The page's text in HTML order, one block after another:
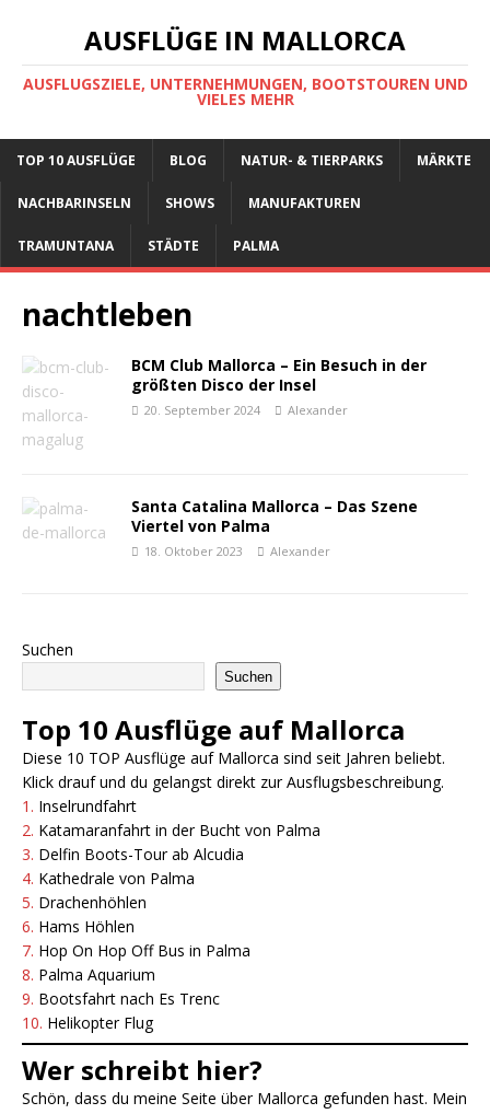
AUSFLÜGE IN MALLORCA
AUSFLUGSZIELE, UNTERNEHMUNGEN, BOOTSTOUREN UND
VIELES MEHR
TOP 10 AUSFLÜGE BLOG NATUR- & TIERPARKS MÄRKTE
NACHBARINSELN SHOWS MANUFAKTUREN
TRAMUNTANA STÄDTE PALMA
nachtleben
BCM Club Mallorca – Ein Besuch in der
größten Disco der Insel
20. September 2024 Alexander
Santa Catalina Mallorca – Das Szene
Viertel von Palma
18. Oktober 2023 Alexander
Suchen
Suchen
Top 10 Ausflüge auf Mallorca
Diese 10 TOP Ausflüge auf Mallorca sind seit Jahren beliebt.
Klick drauf und du gelangst direkt zur Ausflugsbeschreibung.
1. Inselrundfahrt
2. Katamaranfahrt in der Bucht von Palma
3. Delfin Boots-Tour ab Alcudia
4. Kathedrale von Palma
5. Drachenhöhlen
6. Hams Höhlen
7. Hop On Hop Off Bus in Palma
8. Palma Aquarium
9. Bootsfahrt nach Es Trenc
10. Helikopter Flug
Wer schreibt hier?
Schön, dass du meine Seite über Mallorca gefunden hast. Mein